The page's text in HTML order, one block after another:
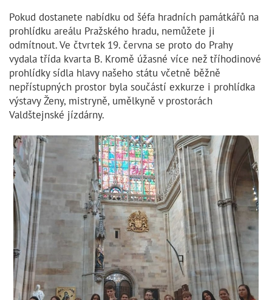
Pokud dostanete nabídku od šéfa hradních památkářů na
prohlídku areálu Pražského hradu, nemůžete ji
odmítnout. Ve čtvrtek 19. června se proto do Prahy
vydala třída kvarta B. Kromě úžasné více než tříhodinové
prohlídky sídla hlavy našeho státu včetně běžně
nepřístupných prostor byla součástí exkurze i prohlídka
výstavy Ženy, mistryně, umělkyně v prostorách
Valdštejnské jízdárny.